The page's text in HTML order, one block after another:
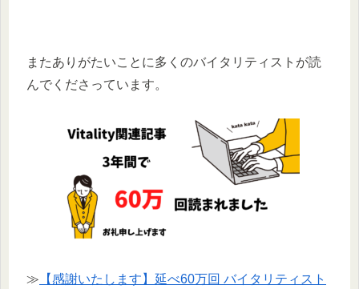
またありがたいことに多くのバイタリティストが読
んでくださっています。
≫ 【感謝いたします】延べ60万回 バイタリティスト